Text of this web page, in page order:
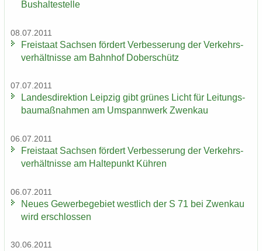
Bus­hal­te­stel­le
08.07.2011
Frei­staat Sach­sen för­dert Ver­bes­se­rung der Ver­kehrs­
ver­hält­nis­se am Bahn­hof Do­ber­schütz
07.07.2011
Lan­des­di­rek­ti­on Leip­zig gibt grü­nes Licht für Lei­tungs­
bau­maß­nah­men am Um­spann­werk Zwenkau
06.07.2011
Frei­staat Sach­sen för­dert Ver­bes­se­rung der Ver­kehrs­
ver­hält­nis­se am Hal­te­punkt Küh­ren
06.07.2011
Neues Ge­wer­be­ge­biet west­lich der S 71 bei Zwenkau
wird er­schlos­sen
30.06.2011